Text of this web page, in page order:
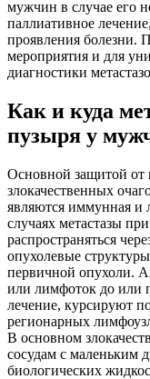
мужчин в случае его
паллиативное
проявления болезни.
мероприятия и для
диагностики
Как и куда
пузыря у
Основной защитой от
злокачественных
являются иммунная и
случаях метастазы
распространяться
опухолевые
первичной опухоли.
или лимфоток до или
лечение, курсируют
регионарных
В основном
сосудам с маленьким
биологических